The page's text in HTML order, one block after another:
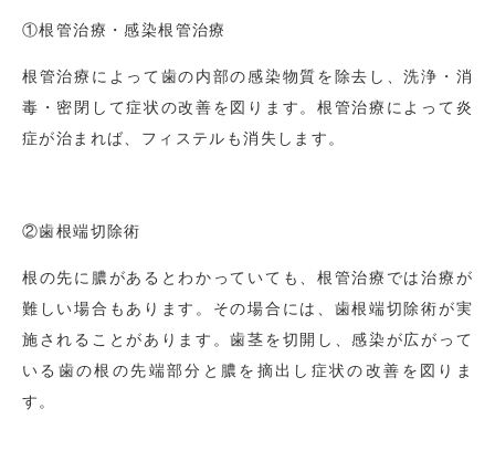
①根管治療・感染根管治療
根管治療によって歯の内部の感染物質を除去し、洗浄・消
毒・密閉して症状の改善を図ります。根管治療によって炎
症が治まれば、フィステルも消失します。
②歯根端切除術
根の先に膿があるとわかっていても、根管治療では治療が
難しい場合もあります。その場合には、歯根端切除術が実
施されることがあります。歯茎を切開し、感染が広がって
いる歯の根の先端部分と膿を摘出し症状の改善を図りま
す。